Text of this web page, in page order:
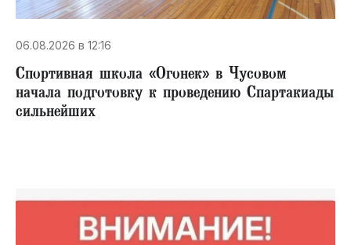
06.08.2026 в 12:16
Спортивная школа «Огонек» в Чусовом
начала подготовку к проведению Спартакиады
сильнейших